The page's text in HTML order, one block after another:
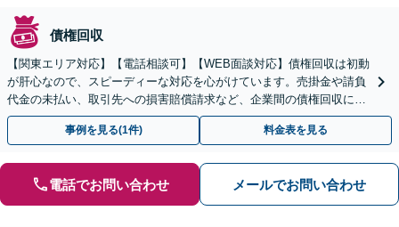
債権回収
【関東エリア対応】【電話相談可】【WEB面談対応】債権回収は初動
が肝心なので、スピーディーな対応を心がけています。売掛金や請負
代金の未払い、取引先への損害賠償請求など、企業間の債権回収に幅
広く対応「フリーランスの報酬未払いもご相談ください」
事例を見る(1件) 料金表を見る
電話でお問い合わせ メールでお問い合わせ